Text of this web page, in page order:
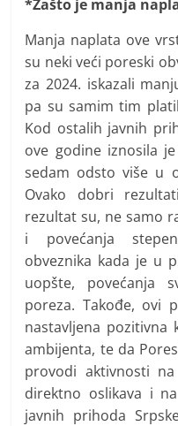
*Zašto je manja
Manja naplata ove
su neki veći poreski
za 2024. iskazali
pa su samim tim
Kod ostalih javnih
ove godine iznosila
sedam odsto više u
Ovako dobri
rezultat su, ne samo
i povećanja
obveznika kada je u
uopšte, povećanja
poreza. Takođe, ovi
nastavljena pozitivna
ambijenta, te da
provodi aktivnosti
direktno oslikava i
javnih prihoda